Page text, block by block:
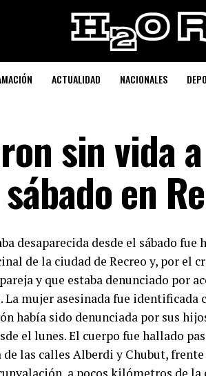
ACTUALIDAD NACIONALES
sin vida
en
desaparecida desde el sábado fue
de la ciudad de Recreo y, por el
y que estaba denunciado por
mujer asesinada fue identificada
había sido denunciada por sus
el lunes. El cuerpo fue hallado
las calles Alberdi y Chubut,